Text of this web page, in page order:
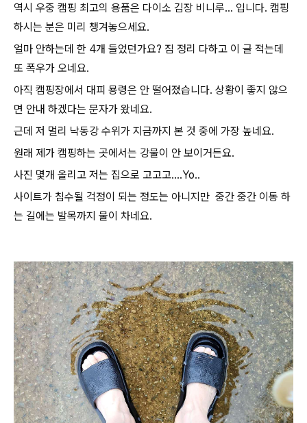
역시 우중 캠핑 최고의 용품은 다이소 김장 비니루... 입니다. 캠핑
하시는 분은 미리 챙겨놓으세요.
얼마 안하는데 한 4개 들었던가요? 짐 정리 다하고 이 글 적는데
또 폭우가 오네요.
아직 캠핑장에서 대피 묭령은 안 떨어졌습니다. 상황이 좋지 않으
면 안내 하겠다는 문자가 왔네요.
근데 저 멀리 낙동강 수위가 지금까지 본 것 중에 가장 높네요.
원래 제가 캠핑하는 곳에서는 강물이 안 보이거든요.
사진 몇개 올리고 저는 집으로 고고고....Yo..
사이트가 침수될 걱정이 되는 정도는 아니지만 중간 중간 이동 하
는 길에는 발목까지 물이 차네요.